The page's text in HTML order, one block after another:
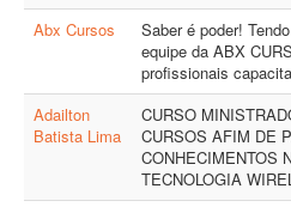
Abx Cursos
Saber é poder!
equipe da ABX
profissionais
Adailton
Batista Lima
CURSO
CURSOS AFIM DE
CONHECIMENTOS
TECNOLOGIA